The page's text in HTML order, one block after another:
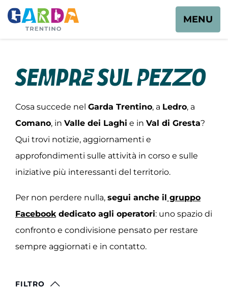
MENU
Sempre sul pezzo
Cosa succede nel Garda Trentino, a Ledro, a
Comano, in Valle dei Laghi e in Val di Gresta?
Qui trovi notizie, aggiornamenti e
approfondimenti sulle attività in corso e sulle
iniziative più interessanti del territorio.
Per non perdere nulla, segui anche il gruppo
Facebookdedicato agli operatori: uno spazio di
confronto e condivisione pensato per restare
sempre aggiornati e in contatto.
FILTRO